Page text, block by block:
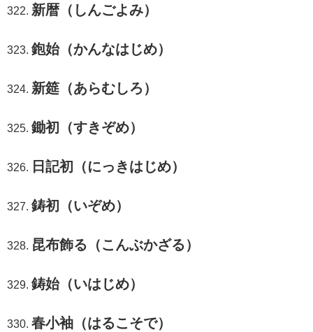
新暦（しんごよみ）
鉋始（かんなはじめ）
新筵（あらむしろ）
鋤初（すきぞめ）
日記初（にっきはじめ）
鋳初（いぞめ）
昆布飾る（こんぶかざる）
鋳始（いはじめ）
春小袖（はるこそで）